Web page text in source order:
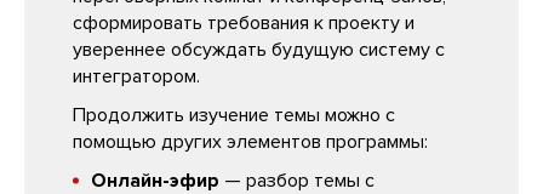
сформировать требования к проекту и
увереннее обсуждать будущую систему с
интегратором.
Продолжить изучение темы можно с
помощью других элементов программы:
Онлайн-эфир — разбор темы с